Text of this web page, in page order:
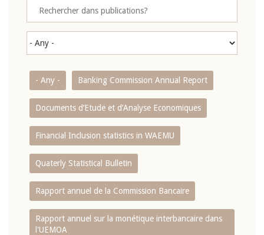
- Any - Banking Commission Annual Report
Documents d’Etude et d’Analyse Economiques
Financial Inclusion statistics in WAEMU
Quaterly Statistical Bulletin
Rapport annuel de la Commission Bancaire
Rapport annuel sur la monétique interbancaire dans
l'UEMOA